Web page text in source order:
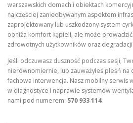
warszawskich domach i obiektach
najczęściej zaniedbywanym aspektem
zaprojektowany lub uszkodzony system
obniża komfort kąpieli, ale może
zdrowotnych użytkowników oraz
Jeśli odczuwasz duszność podczas sesji,
nierównomiernie, lub zauważyłeś pleśń
fachowa interwencja. Nasz mobilny serwis
w diagnostyce i naprawie systemów
nami pod numerem: 570 933 114.